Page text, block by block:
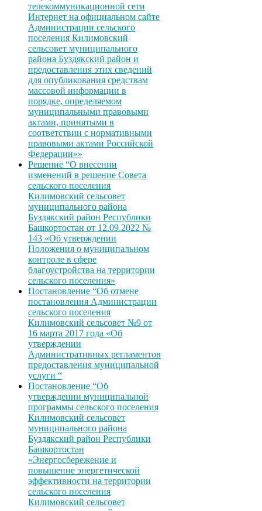
телекоммуникационной сети
Интернет на официальном сайте
Администрации сельского
поселения Килимовский
сельсовет муниципального
района Буздякский район и
предоставления этих сведений
для опубликования средствам
массовой информации в
порядке, определяемом
муниципальными правовыми
актами, принятыми в
соответствии с нормативными
правовыми актами Российской
Федерации»»
Решение “О внесении
изменений в решение Совета
сельского поселения
Килимовский сельсовет
муниципального района
Буздякский район Республики
Башкортостан от 12.09.2022 №
143 «Об утверждении
Положения о муниципальном
контроле в сфере
благоустройства на территории
сельского поселения»
Постановление “Об отмене
постановления Администрации
сельского поселения
Килимовский сельсовет №9 от
16 марта 2017 года «Об
утверждении
Административных регламентов
предоставления муниципальной
услуги “
Постановление “Об
утверждении муниципальной
программы сельского поселения
Килимовский сельсовет
муниципального района
Буздякский район Республики
Башкортостан
«Энергосбережение и
повышение энергетической
эффективности на территории
сельского поселения
Килимовский сельсовет